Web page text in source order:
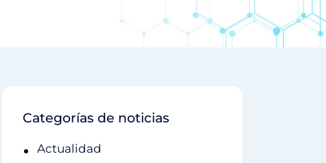
Categorías de noticias
Actualidad